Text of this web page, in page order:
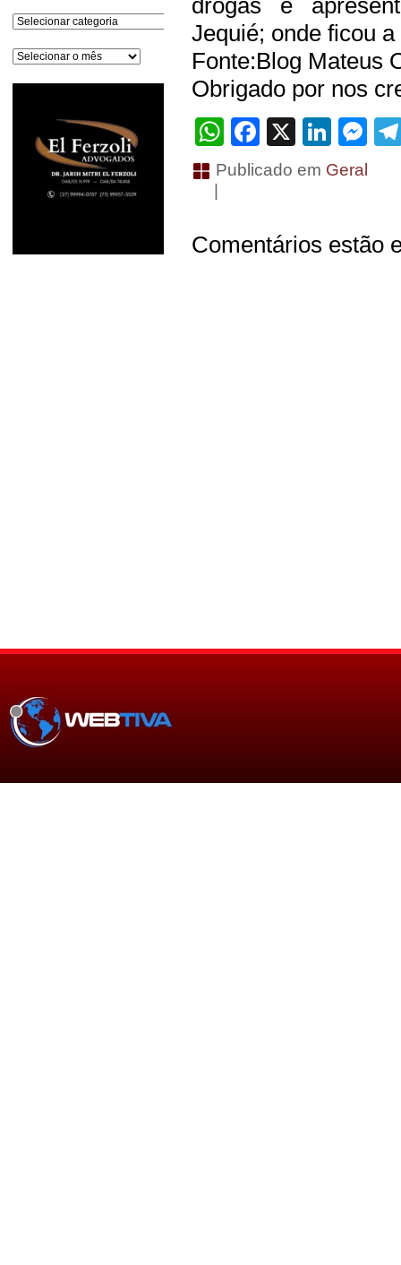
Categorias
Arquivos
drogas e
Jequié; onde ficou
Fonte:Blog Mateus
Obrigado por nos
WhatsApp
Facebook
X
Publicado em Geral
Comentários estão